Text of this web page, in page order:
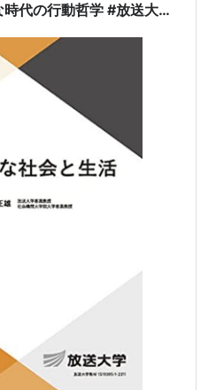
代の行動哲学 #放送大学